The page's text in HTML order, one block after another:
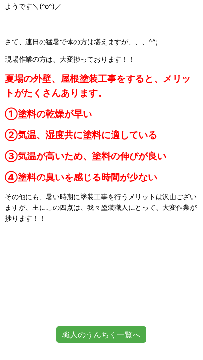
ようです＼(^o^)／
さて、連日の猛暑で体の方は堪えますが、、、^^;
現場作業の方は、大変捗っております！！
夏場の外壁、屋根塗装工事をすると、メリッ
トがたくさんあります。
①塗料の乾燥が早い
②気温、湿度共に塗料に適している
③気温が高いため、塗料の伸びが良い
④塗料の臭いを感じる時間が少ない
その他にも、暑い時期に塗装工事を行うメリットは沢山ござい
ますが、主にこの四点は、我々塗装職人にとって、大変作業が
捗ります！！
職人のうんちく一覧へ